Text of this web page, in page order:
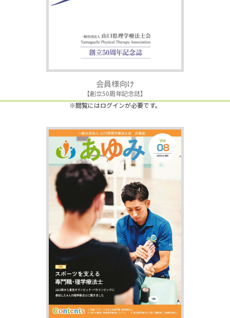
会員様向け
【創立50周年記念誌】
※閲覧にはログインが必要です。